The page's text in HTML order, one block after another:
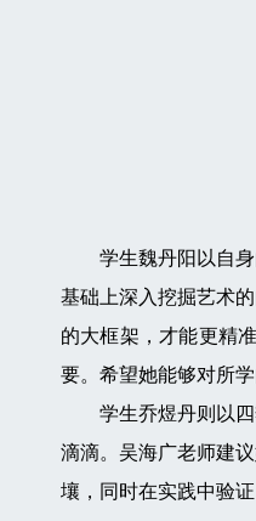
学生魏丹阳以自身
基础上深入挖掘艺术
的大框架，才能更精
要。希望她能够对所
学生乔煜丹则以四
滴滴。吴海广老师建
壤，同时在实践中验